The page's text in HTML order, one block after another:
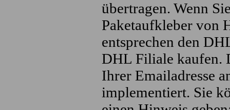
übertragen. Wenn
Paketaufkleber von
entsprechen den
DHL Filiale kaufen.
Ihrer Emailadresse
implementiert. Sie